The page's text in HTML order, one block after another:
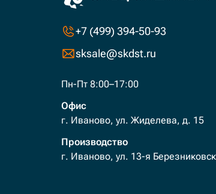
+7 (499) 394-50-93
sksale@skdst.ru
Пн-Пт 8:00–17:00
Офис
г. Иваново, ул. Жиделева, д. 15
Производство
г. Иваново, ул. 13-я